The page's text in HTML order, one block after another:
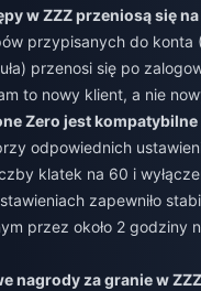
w ZZZ przeniosą się
przypisanych do konta
przenosi się po
to nowy klient, a nie
Zero jest kompatybilne
odpowiednich
klatek na 60 i
zapewniło
przez około 2 godziny
nagrody za granie w